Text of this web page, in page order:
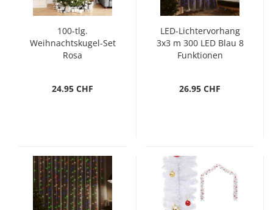
100-tlg.
Weihnachtskugel-Set
Rosa
24.95 CHF
LED-Lichtervorhang
3x3 m 300 LED Blau 8
Funktionen
26.95 CHF